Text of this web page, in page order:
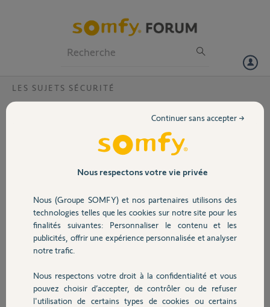
Volet
Sécurité
Domotique
Chauffage
LES SUJETS SÉCURITÉ
Nouvelle installation camera Myfox
Je souhaite installer ma camera sur nouvelle installation mais le
processus echoue, la camera se connecte au wifi mais n'apparrait pas
Le numero noté a l'arriere de la camera est le : 2059A0F239B1
Merci, et bonne journée
il y a plus de 2 ans
Participer au fil de discussion
Nous respectons votre vie privée
Nous (Groupe SOMFY) et nos partenaires utilisons des
technologies telles que les cookies sur notre site pour les
finalités suivantes: Personnaliser le contenu et les
publicités, offrir une expérience personnalisée et analyser
notre trafic.
Nous respectons votre droit à la confidentialité et vous
pouvez choisir d’accepter, de contrôler ou de refuser
l'utilisation de certains types de cookies ou certains
Continuer sans accepter →